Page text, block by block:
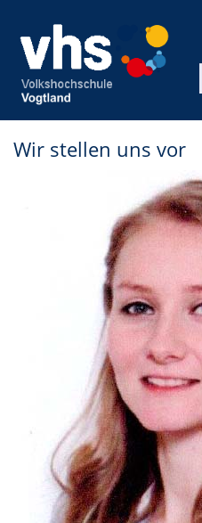
Wir stellen uns vor